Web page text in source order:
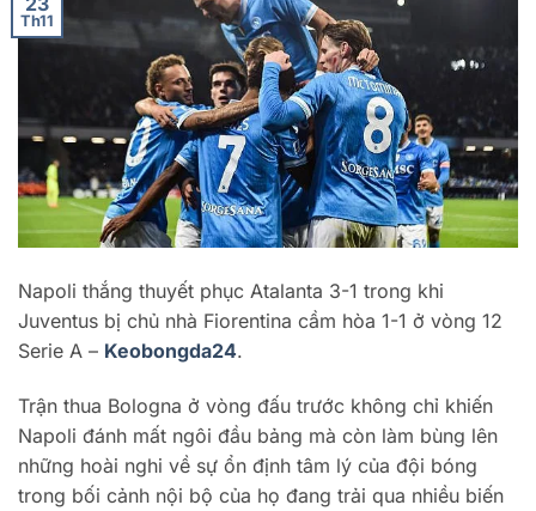
Th11
Napoli thắng thuyết phục Atalanta 3-1 trong khi
Juventus bị chủ nhà Fiorentina cầm hòa 1-1 ở vòng 12
Serie A – Keobongda24.
Trận thua Bologna ở vòng đấu trước không chỉ khiến
Napoli đánh mất ngôi đầu bảng mà còn làm bùng lên
những hoài nghi về sự ổn định tâm lý của đội bóng
trong bối cảnh nội bộ của họ đang trải qua nhiều biến